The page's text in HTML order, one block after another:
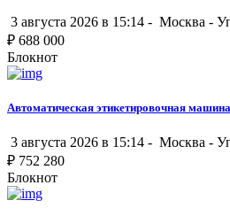
3 августа 2026 в 15:14 - Москва -
₽ 688 000
Блокнот
Автоматическая этикетировочная
3 августа 2026 в 15:14 - Москва -
₽ 752 280
Блокнот